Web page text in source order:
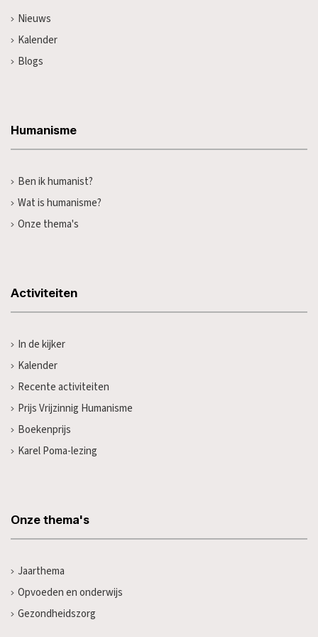
Nieuws
Kalender
Blogs
Humanisme
Ben ik humanist?
Wat is humanisme?
Onze thema's
Activiteiten
In de kijker
Kalender
Recente activiteiten
Prijs Vrijzinnig Humanisme
Boekenprijs
Karel Poma-lezing
Onze thema's
Jaarthema
Opvoeden en onderwijs
Gezondheidszorg